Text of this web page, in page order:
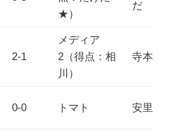
★）
だ
2-1
メディア
2（得点：相
川）
寺本
0-0 トマト 安里